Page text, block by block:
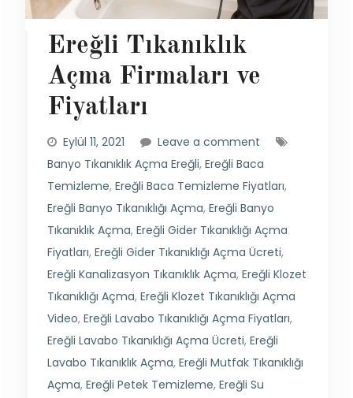
Ereğli Tıkanıklık
Açma Firmaları ve
Fiyatları
Eylül 11, 2021
Leave a comment
Banyo Tıkanıklık Açma Ereğli, Ereğli Baca
Temizleme, Ereğli Baca Temizleme Fiyatları,
Ereğli Banyo Tıkanıklığı Açma, Ereğli Banyo
Tıkanıklık Açma, Ereğli Gider Tıkanıklığı Açma
Fiyatları, Ereğli Gider Tıkanıklığı Açma Ücreti,
Ereğli Kanalizasyon Tıkanıklık Açma, Ereğli Klozet
Tıkanıklığı Açma, Ereğli Klozet Tıkanıklığı Açma
Video, Ereğli Lavabo Tıkanıklığı Açma Fiyatları,
Ereğli Lavabo Tıkanıklığı Açma Ücreti, Ereğli
Lavabo Tıkanıklık Açma, Ereğli Mutfak Tıkanıklığı
Açma, Ereğli Petek Temizleme, Ereğli Su